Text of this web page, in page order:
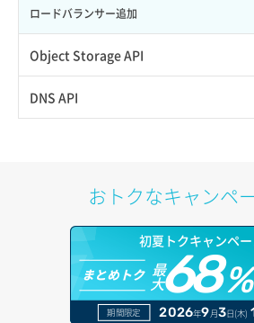
サーバー操作（起動/停止/再起動/強制停止）
サーバー設定切替
ポートデタッチ
ボリュームアタッチ
ボリュームデタッチ
ロードバランサー追加
Object Storage API
Web公開
オブジェクトダウンロード
オブジェクトバージョン管理
DNS API
ドメイン情報登録
ドメイン詳細取得
おトクなキャンペ
初夏トクキャンペ
まとめトク 最
大68
期間限定 2026年9月3日(木)